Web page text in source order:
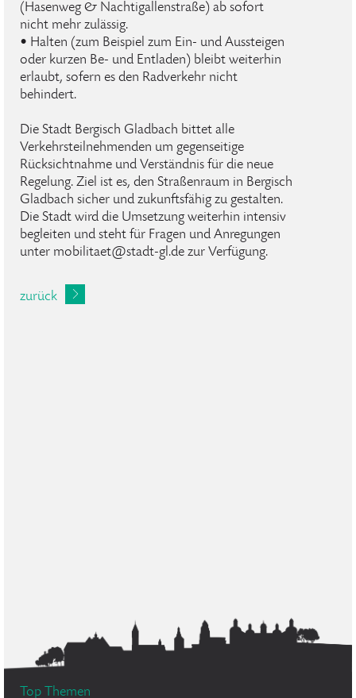
(Hasenweg & Nachtigallenstraße) ab sofort
nicht mehr zulässig.
• Halten (zum Beispiel zum Ein- und Aussteigen
oder kurzen Be- und Entladen) bleibt weiterhin
erlaubt, sofern es den Radverkehr nicht
behindert.
Die Stadt Bergisch Gladbach bittet alle
Verkehrsteilnehmenden um gegenseitige
Rücksichtnahme und Verständnis für die neue
Regelung. Ziel ist es, den Straßenraum in Bergisch
Gladbach sicher und zukunftsfähig zu gestalten.
Die Stadt wird die Umsetzung weiterhin intensiv
begleiten und steht für Fragen und Anregungen
unter mobilitaet@stadt-gl.de zur Verfügung.
zurück
Top Themen